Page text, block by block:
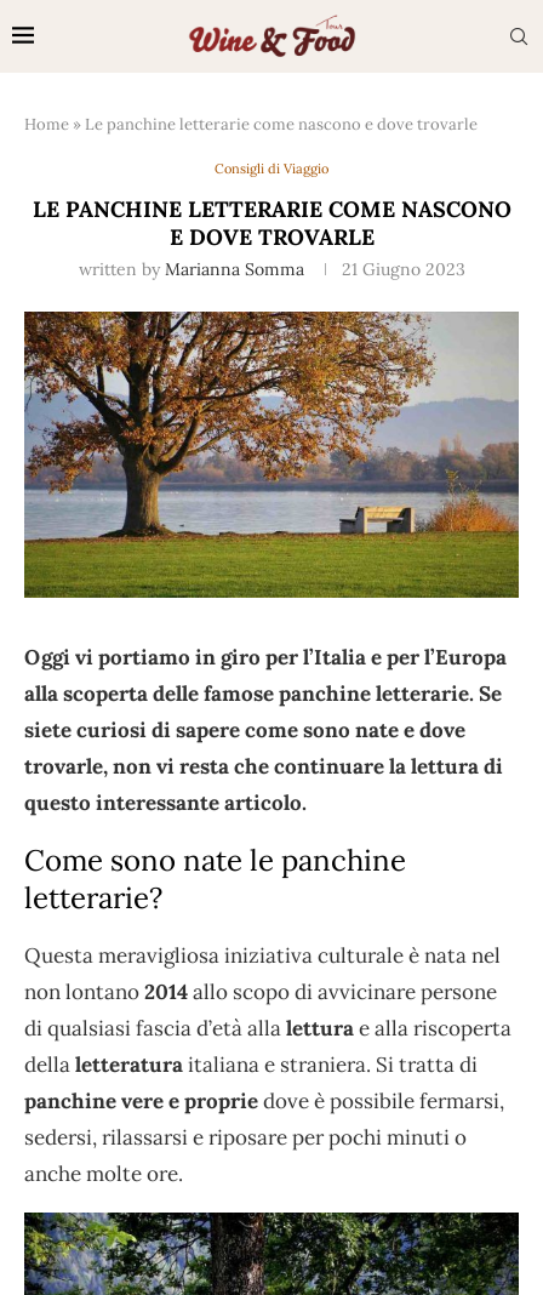
Home » Le panchine letterarie come nascono e dove trovarle
Consigli di Viaggio
LE PANCHINE LETTERARIE COME NASCONO
E DOVE TROVARLE
written by Marianna Somma 21 Giugno 2023
Oggi vi portiamo in giro per l’Italia e per l’Europa
alla scoperta delle famose panchine letterarie. Se
siete curiosi di sapere come sono nate e dove
trovarle, non vi resta che continuare la lettura di
questo interessante articolo.
Come sono nate le panchine
letterarie?
Questa meravigliosa iniziativa culturale è nata nel
non lontano2014allo scopo di avvicinare persone
di qualsiasi fascia d’età allaletturae alla riscoperta
dellaletteraturaitaliana e straniera. Si tratta di
panchine vere e propriedove è possibile fermarsi,
sedersi, rilassarsi e riposare per pochi minuti o
anche molte ore.